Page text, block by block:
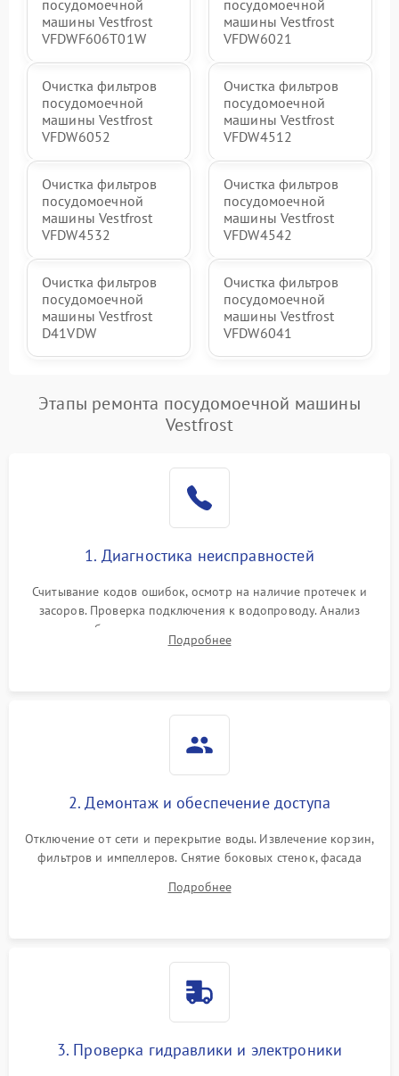
посудомоечной
машины Vestfrost
VFDWF606T01W
посудомоечной
машины Vestfrost
VFDW6021
Очистка фильтров
посудомоечной
машины Vestfrost
VFDW6052
Очистка фильтров
посудомоечной
машины Vestfrost
VFDW4512
Очистка фильтров
посудомоечной
машины Vestfrost
VFDW4532
Очистка фильтров
посудомоечной
машины Vestfrost
VFDW4542
Очистка фильтров
посудомоечной
машины Vestfrost
D41VDW
Очистка фильтров
посудомоечной
машины Vestfrost
VFDW6041
Этапы ремонта посудомоечной машины
Vestfrost
1. Диагностика неисправностей
Считывание кодов ошибок, осмотр на наличие протечек и
засоров. Проверка подключения к водопроводу. Анализ
жалоб на отсутствие слива, нагрева, вращения
разбрызгивателей или срабатывание системы защиты
Подробнее
2. Демонтаж и обеспечение доступа
Отключение от сети и перекрытие воды. Извлечение корзин,
фильтров и импеллеров. Снятие боковых стенок, фасада
циркуляционному насосу, ТЭНу и сливной помпе.
Подробнее
3. Проверка гидравлики и электроники